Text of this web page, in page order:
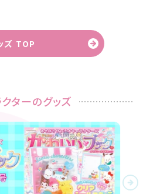
ズ TOP
ターのグッズ